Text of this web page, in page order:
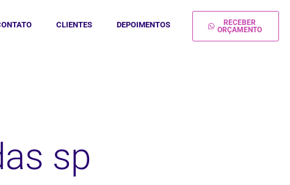
CLIENTES DEPOIMENTOS
RECEBER
ORÇAMENTO
sp